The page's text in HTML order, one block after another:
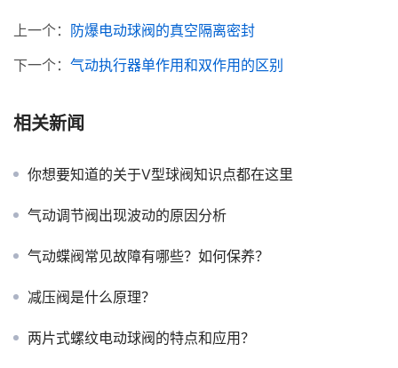
上一个： 防爆电动球阀的真空隔离密封
下一个： 气动执行器单作用和双作用的区别
相关新闻
你想要知道的关于V型球阀知识点都在这里
气动调节阀出现波动的原因分析
气动蝶阀常见故障有哪些？如何保养？
减压阀是什么原理？
两片式螺纹电动球阀的特点和应用？